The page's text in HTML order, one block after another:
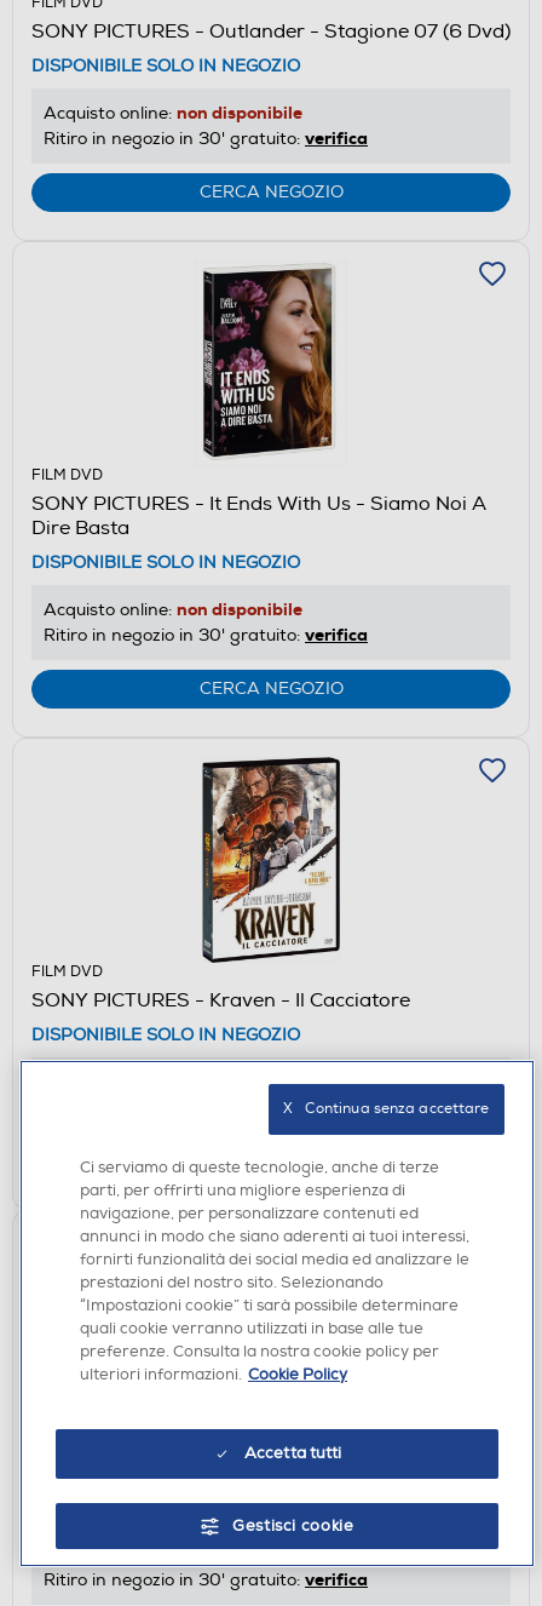
SONY PICTURES - Outlander - Stagione 07 (6 Dvd)
DISPONIBILE SOLO IN NEGOZIO
Acquisto online: non disponibile
Ritiro in negozio in 30' gratuito: verifica
CERCA NEGOZIO
FILM DVD
SONY PICTURES - It Ends With Us - Siamo Noi A
Dire Basta
DISPONIBILE SOLO IN NEGOZIO
Acquisto online: non disponibile
Ritiro in negozio in 30' gratuito: verifica
CERCA NEGOZIO
FILM DVD
SONY PICTURES - Kraven - Il Cacciatore
DISPONIBILE SOLO IN NEGOZIO
non disponibile
Ritiro in negozio in 30' gratuito: verifica
CERCA NEGOZIO
SONY PICTURES - Bullet Train (Dvd+Card)
DISPONIBILE SOLO IN NEGOZIO
Acquisto online:non disponibile
Ritiro in negozio in 30' gratuito: verifica
Ci serviamo di queste tecnologie, anche di terze
parti, per offrirti una migliore esperienza di
navigazione, per personalizzare contenuti ed
annunci in modo che siano aderenti ai tuoi interessi,
fornirti funzionalità dei social media ed analizzare le
prestazioni del nostro sito. Selezionando
“Impostazioni cookie” ti sarà possibile determinare
quali cookie verranno utilizzati in base alle tue
preferenze. Consulta la nostra cookie policy per
ulteriori informazioni. Cookie Policy
Accetta tutti
Gestisci cookie
X   Continua senza accettare